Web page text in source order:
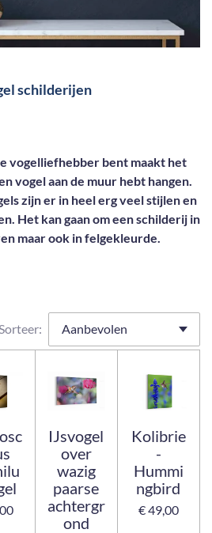
schilderijen
vogelliefhebber bent maakt het
vogel aan de muur hebt hangen.
zijn er in heel erg veel stijlen en
Het kan gaan om een schilderij in
maar ook in felgekleurde.
IJsvogel
over
wazig
paarse
achtergr
ond
Kolibrie
-
Hummi
ngbird
€ 49,00